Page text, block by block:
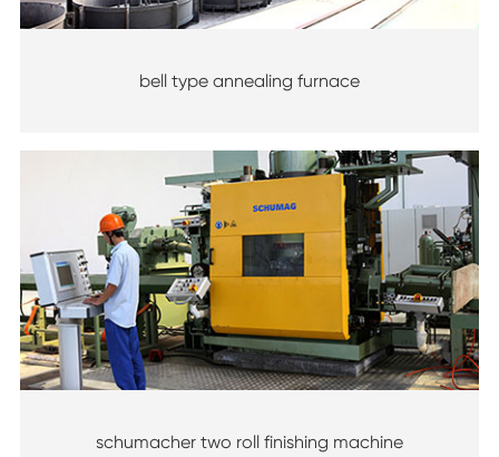
bell type annealing furnace
schumacher two roll finishing machine